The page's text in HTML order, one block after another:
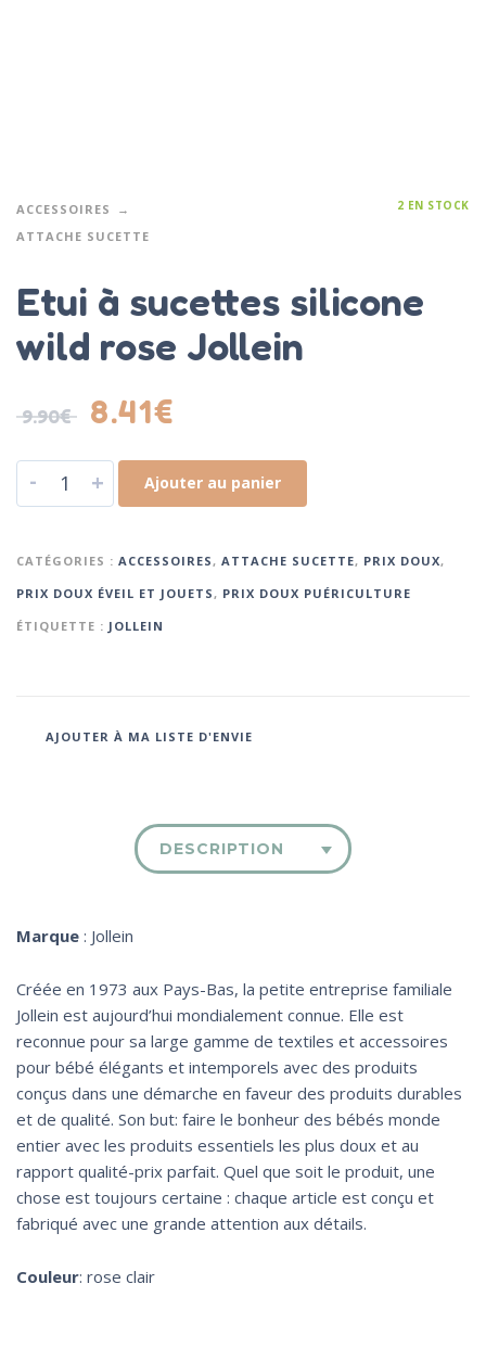
ACCESSOIRES
ATTACHE SUCETTE
2 EN STOCK
Etui à sucettes silicone
wild rose Jollein
9.90€ 8.41€
- + Ajouter au panier
CATÉGORIES : ACCESSOIRES , ATTACHE SUCETTE, PRIX DOUX,
PRIX DOUX ÉVEIL ET JOUETS , PRIX DOUX PUÉRICULTURE
ÉTIQUETTE : JOLLEIN
AJOUTER À MA LISTE D'ENVIE
DESCRIPTION
Marque : Jollein
Créée en 1973 aux Pays-Bas, la petite entreprise familiale
Jollein est aujourd’hui mondialement connue. Elle est
reconnue pour sa large gamme de textiles et accessoires
pour bébé élégants et intemporels avec des produits
conçus dans une démarche en faveur des produits durables
et de qualité. Son but: faire le bonheur des bébés monde
entier avec les produits essentiels les plus doux et au
rapport qualité-prix parfait. Quel que soit le produit, une
chose est toujours certaine : chaque article est conçu et
fabriqué avec une grande attention aux détails.
Couleur: rose clair